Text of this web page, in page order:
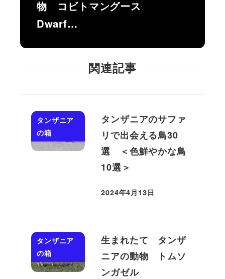
物 コビトマングース
Dwarf…
関連記事
タンザニア
の箱
タンザニアのサファ
リで出会える鳥30
選 ＜色鮮やかな鳥
10選＞
投稿日
2024年4月13日
タンザニア
の箱
生まれたて タンザ
ニアの動物 トムソ
ンガゼル